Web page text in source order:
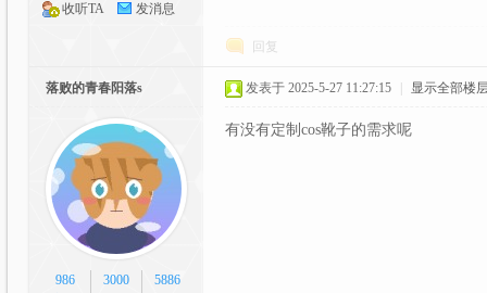
交
收听TA 发消息
回复
落败的青春阳落s
986
3000
5886
发表于 2025-5-27 11:27:15 显示全部楼
有没有定制cos靴子的需求呢